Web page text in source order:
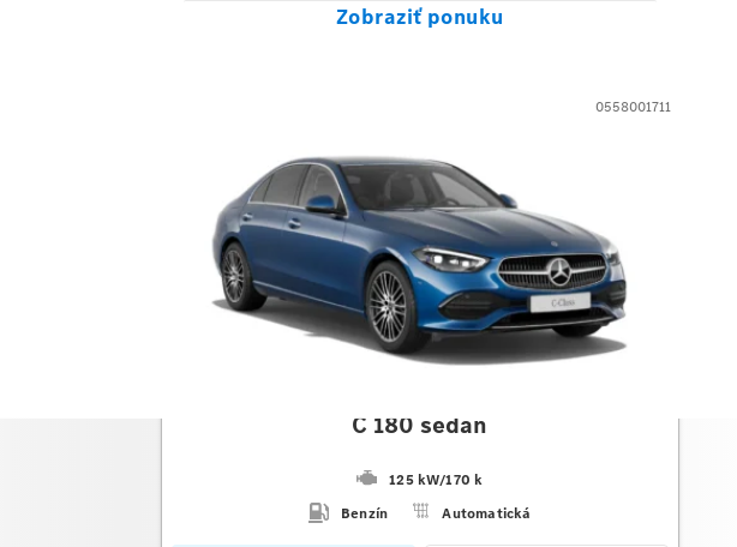
Zobraziť ponuku
C 180 sedan
125 kW/170 k
Benzín
Automatická
0558001711